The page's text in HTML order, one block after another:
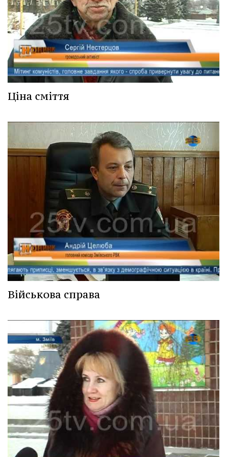
Ціна сміття
Військова справа